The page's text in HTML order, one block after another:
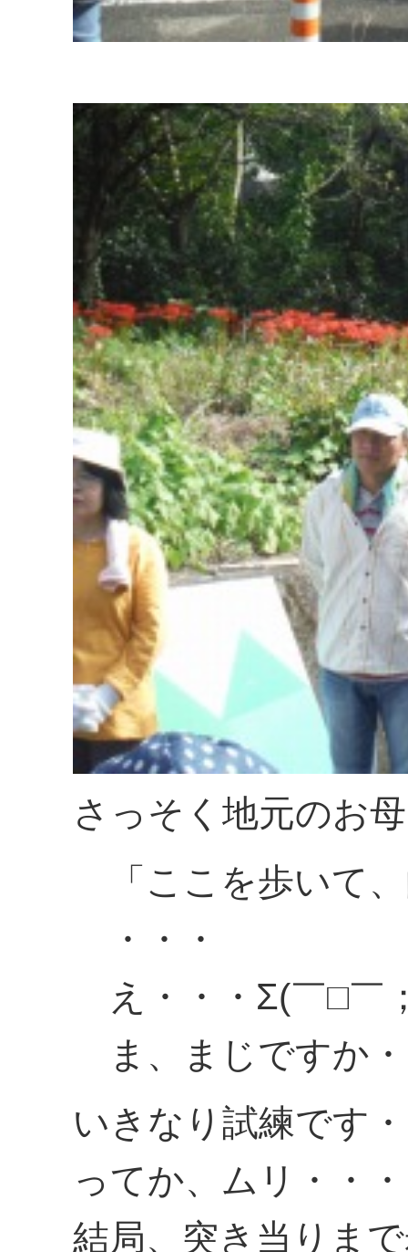
さっそく地元のお
「ここを歩いて
・・・
え・・・Σ(￣□￣
ま、まじですか
いきなり試練です
ってか、ムリ・・
結局、突き当りま